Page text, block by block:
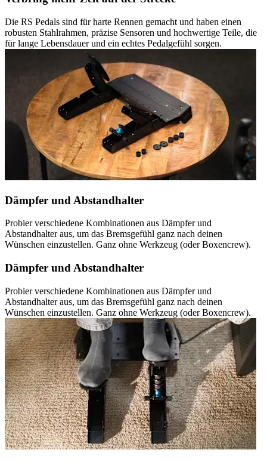
Die RS Pedals sind für harte Rennen gemacht und haben einen
robusten Stahlrahmen, präzise Sensoren und hochwertige Teile, die
für lange Lebensdauer und ein echtes Pedalgefühl sorgen.
Dämpfer und Abstandhalter
Probier verschiedene Kombinationen aus Dämpfer und
Abstandhalter aus, um das Bremsgefühl ganz nach deinen
Wünschen einzustellen. Ganz ohne Werkzeug (oder Boxencrew).
Dämpfer und Abstandhalter
Probier verschiedene Kombinationen aus Dämpfer und
Abstandhalter aus, um das Bremsgefühl ganz nach deinen
Wünschen einzustellen. Ganz ohne Werkzeug (oder Boxencrew).